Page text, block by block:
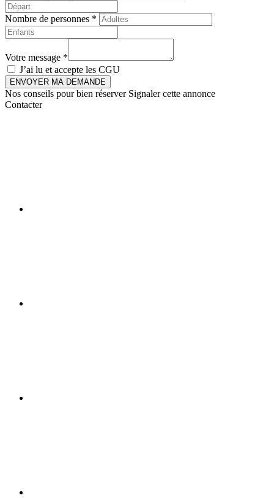
Nombre de personnes *
Votre message *
J’ai lu et accepte les CGU
ENVOYER MA DEMANDE
Nos conseils pour bien réserver Signaler cette annonce
Contacter